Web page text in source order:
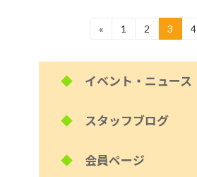
«
固
ジ
1
固
ジ
2
固
定
ジ
3
固
ジ
4
◆ イベント・ニュース
◆ スタッフブログ
◆ 会員ページ